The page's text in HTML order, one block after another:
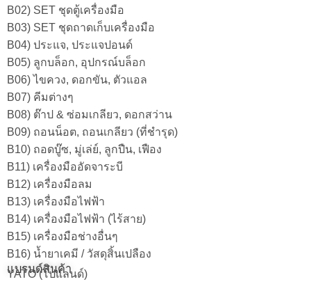
B02) SET ชุดตู้เครื่องมือ
B03) SET ชุดถาดเก็บเครื่องมือ
B04) ประแจ, ประแจปอนด์
B05) ลูกบล็อก, อุปกรณ์บล็อก
B06) ไขควง, ดอกขัน, ตัวแอล
B07) คีมต่างๆ
B08) ต๊าป & ซ่อมเกลียว, ดอกสว่าน
B09) ถอนน็อต, ถอนเกลียว (ที่ชำรุด)
B10) ถอดบู๊ซ, มู่เล่ย์, ลูกปืน, เฟือง
B11) เครื่องมืออัดจาระบี
B12) เครื่องมือลม
B13) เครื่องมือไฟฟ้า
B14) เครื่องมือไฟฟ้า (ไร้สาย)
B15) เครื่องมือช่างอื่นๆ
B16) น้ำยาเคมี / วัสดุสิ้นเปลือง
แบรนด์สินค้า
YATO (โปแลนด์)